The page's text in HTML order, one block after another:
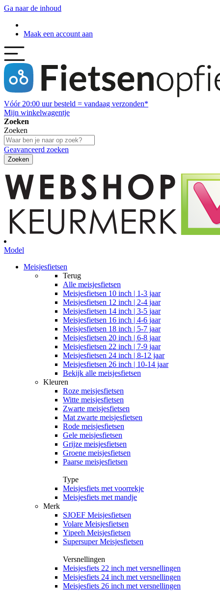
Ga naar de inhoud
Maak een account aan
Vóór 20:00 uur besteld = vandaag verzonden*
Mijn winkelwagentje
Zoeken
Zoeken
Geavanceerd zoeken
Zoeken
Model
Meisjesfietsen
Terug
Alle meisjesfietsen
Meisjesfietsen 10 inch | 1-3 jaar
Meisjesfietsen 12 inch | 2-4 jaar
Meisjesfietsen 14 inch | 3-5 jaar
Meisjesfietsen 16 inch | 4-6 jaar
Meisjesfietsen 18 inch | 5-7 jaar
Meisjesfietsen 20 inch | 6-8 jaar
Meisjesfietsen 22 inch | 7-9 jaar
Meisjesfietsen 24 inch | 8-12 jaar
Meisjesfietsen 26 inch | 10-14 jaar
Bekijk alle meisjesfietsen
Kleuren
Roze meisjesfietsen
Witte meisjesfietsen
Zwarte meisjesfietsen
Mat zwarte meisjesfietsen
Rode meisjesfietsen
Gele meisjesfietsen
Grijze meisjesfietsen
Groene meisjesfietsen
Paarse meisjesfietsen
Type
Meisjesfiets met voorrekje
Meisjesfiets met mandje
Merk
SJOEF Meisjesfietsen
Volare Meisjesfietsen
Yipeeh Meisjesfietsen
Supersuper Meisjesfietsen
Versnellingen
Meisjesfiets 22 inch met versnellingen
Meisjesfiets 24 inch met versnellingen
Meisjesfiets 26 inch met versnellingen